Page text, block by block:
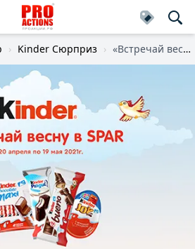
Kinder Cюрприз «Встречай весну в Spar!»